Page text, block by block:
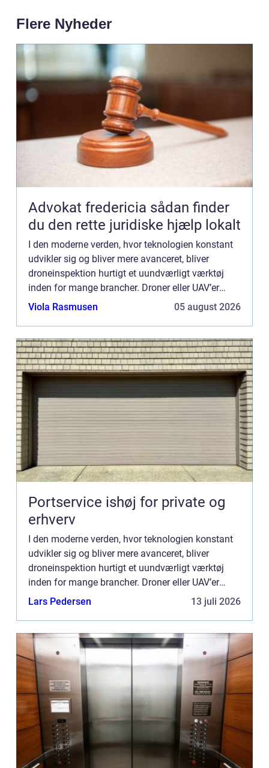
Flere Nyheder
Advokat fredericia sådan finder
du den rette juridiske hjælp lokalt
I den moderne verden, hvor teknologien konstant
udvikler sig og bliver mere avanceret, bliver
droneinspektion hurtigt et uundværligt værktøj
inden for mange brancher. Droner eller UAV’er
(Unmanned Aerial Vehicles) tilbyder en unik
Viola Rasmusen 05 august 2026
Portservice ishøj for private og
erhverv
I den moderne verden, hvor teknologien konstant
udvikler sig og bliver mere avanceret, bliver
droneinspektion hurtigt et uundværligt værktøj
inden for mange brancher. Droner eller UAV’er
(Unmanned Aerial Vehicles) tilbyder en unik
Lars Pedersen 13 juli 2026